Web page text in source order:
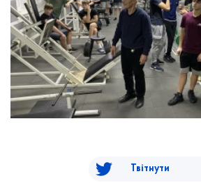
Твітнути